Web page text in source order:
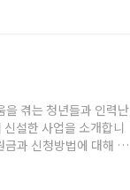
겪는 청년들과 인력난
설한 사업을 소개합니
과 신청방법에 대해 3-
청년 지원 정책으로 뒤